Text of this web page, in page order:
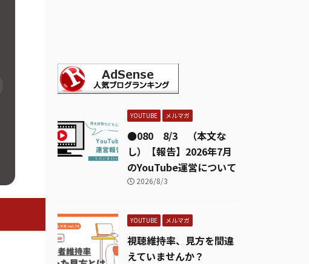
YOUTUBE メルマガ
●080 8/3 （本文な
し）【報告】2026年7月
のYouTube運営について
2026/8/3
YOUTUBE メルマガ
視聴維持率、見方を間違
えていませんか？